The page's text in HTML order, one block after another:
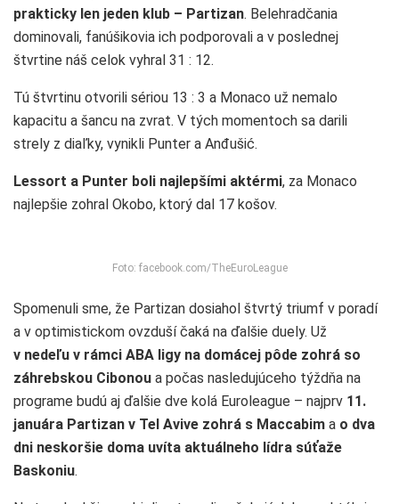
prakticky len jeden klub – Partizan. Belehradčania
dominovali, fanúšikovia ich podporovali a v poslednej
štvrtine náš celok vyhral 31 : 12.
Tú štvrtinu otvorili sériou 13 : 3 a Monaco už nemalo
kapacitu a šancu na zvrat. V tých momentoch sa darili
strely z diaľky, vynikli Punter a Anđušić.
Lessort a Punter boli najlepšími aktérmi, za Monaco
najlepšie zohral Okobo, ktorý dal 17 košov.
Foto: facebook.com/TheEuroLeague
Spomenuli sme, že Partizan dosiahol štvrtý triumf v poradí
a v optimistickom ovzduší čaká na ďalšie duely. Už
v nedeľu v rámci ABA ligy na domácej pôde zohrá so
záhrebskou Cibonou a počas nasledujúceho týždňa na
programe budú aj ďalšie dve kolá Euroleague – najprv 11.
januára Partizan v Tel Avive zohrá s Maccabim a o dva
dni neskoršie doma uvíta aktuálneho lídra súťaže
Baskoniu.